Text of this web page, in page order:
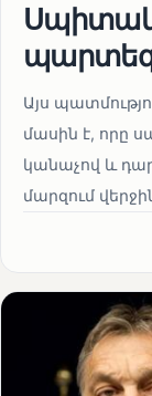
Սպիտակ
Այս
մասին է, որը
կանաչով և
մարզում